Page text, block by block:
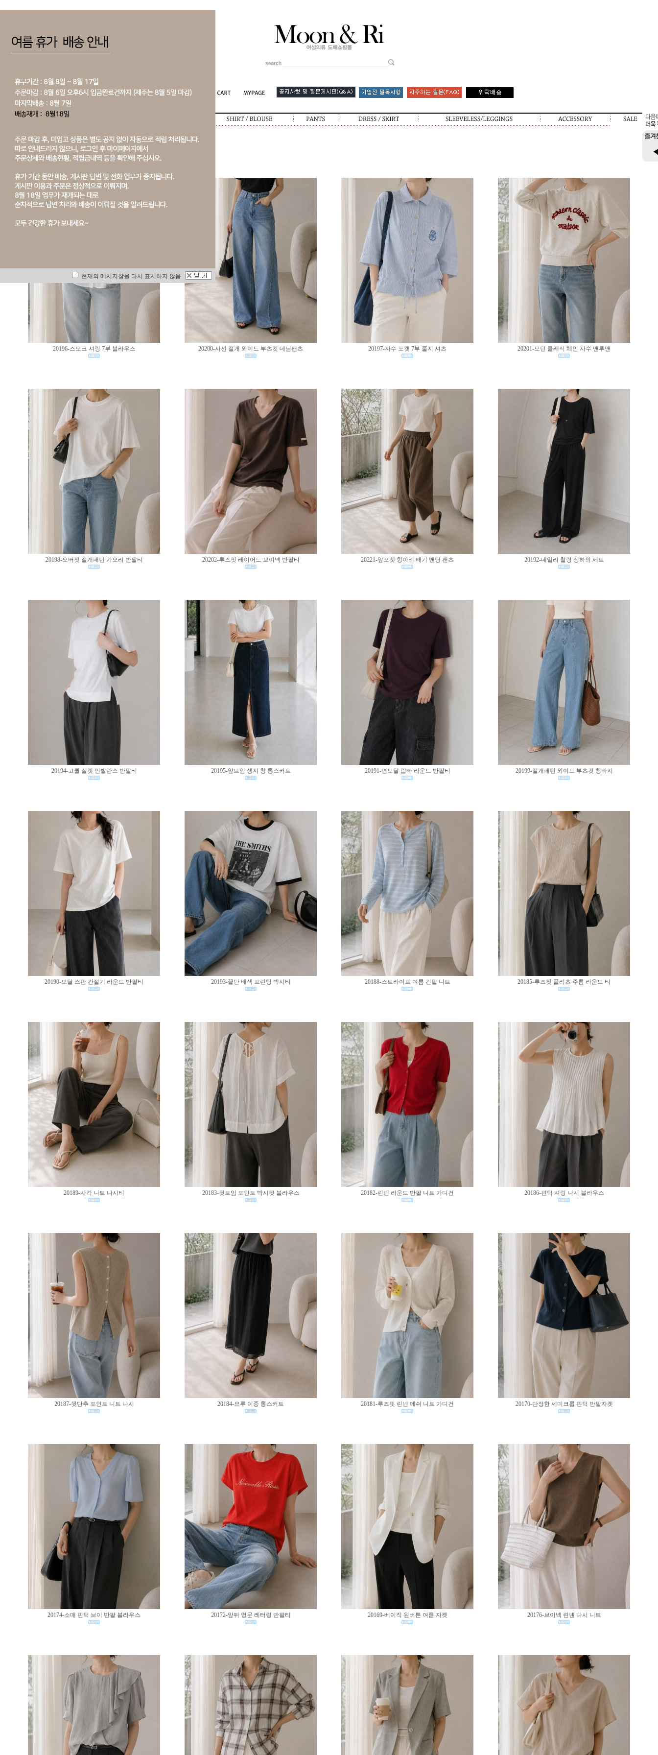
20196-스모크 셔링 7부 블라우스 20200-사선 절개 와이드 부츠컷 데님팬츠 20197-자수 포켓 7부 줄지 셔츠 20201-모던 클래식 체인 자수 맨투맨
20198-오버핏 절개패턴 가오리 반팔티 20202-루즈핏 레이어드 브이넥 반팔티 20221-앞포켓 항아리 배기 밴딩 팬츠 20192-데일리 찰랑 상하의 세트
20194-고퀄 실켓 언발란스 반팔티 20195-앞트임 생지 청 롱스커트 20191-면모달 랍빠 라운드 반팔티 20199-절개패턴 와이드 부츠컷 청바지
20190-모달 스판 간절기 라운드 반팔티 20193-끝단 배색 프린팅 박시티 20188-스트라이프 여름 긴팔 니트 20185-루즈핏 플리츠 주름 라운드 티
20189-사각 니트 나시티 20183-뒷트임 포인트 박시핏 블라우스 20182-린넨 라운드 반팔 니트 가디건 20186-핀턱 셔링 나시 블라우스
20187-뒷단추 포인트 니트 나시 20184-요루 이중 롱스커트 20181-루즈핏 린넨 메쉬 니트 가디건 20170-단정한 세미크롭 핀턱 반팔자켓
20174-소매 핀턱 브이 반팔 블라우스 20172-앞뒤 영문 레터링 반팔티 20169-베이직 원버튼 여름 자켓 20176-브이넥 린넨 나시 니트
현재의 메시지창을 다시 표시하지 않음